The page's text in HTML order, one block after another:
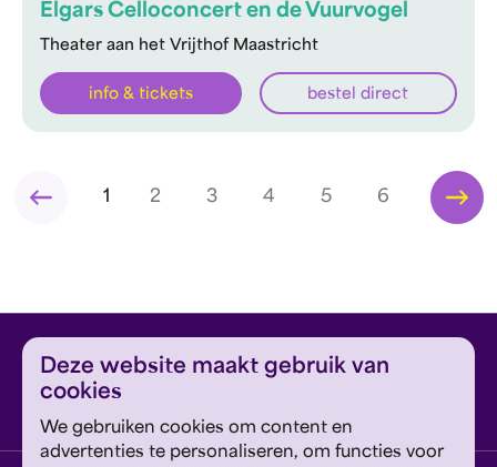
Deze website maakt gebruik van
cookies
We gebruiken cookies om content en
advertenties te personaliseren, om functies voor
Theater aan het Vrijthof Maastricht
Elgars Celloconcert en de Vuurvogel
info & tickets bestel direct
1 2 3 4 5 6